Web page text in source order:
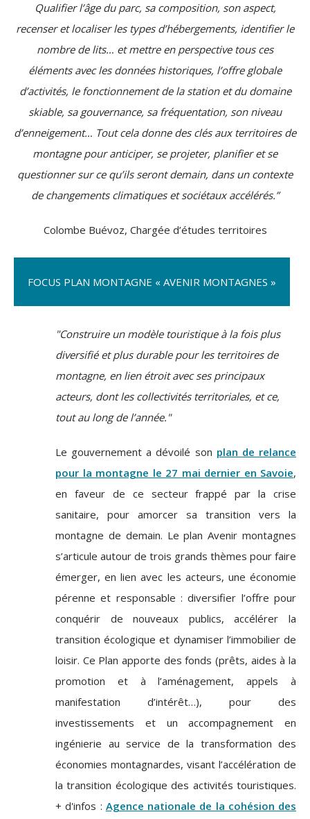
Qualifier l’âge du parc, sa composition, son aspect,
recenser et localiser les types d’hébergements, identifier le
nombre de lits… et mettre en perspective tous ces
éléments avec les données historiques, l’offre globale
d’activités, le fonctionnement de la station et du domaine
skiable, sa gouvernance, sa fréquentation, son niveau
d’enneigement… Tout cela donne des clés aux territoires de
montagne pour anticiper, se projeter, planifier et se
questionner sur ce qu’ils seront demain, dans un contexte
de changements climatiques et sociétaux accélérés.”
Colombe Buévoz, Chargée d’études territoires
FOCUS PLAN MONTAGNE « AVENIR MONTAGNES »
"Construire un modèle touristique à la fois plus
diversifié et plus durable pour les territoires de
montagne, en lien étroit avec ses principaux
acteurs, dont les collectivités territoriales, et ce,
tout au long de l’année."
Le gouvernement a dévoilé son plan de relance
pour la montagne le 27 mai dernier en Savoie,
en faveur de ce secteur frappé par la crise
sanitaire, pour amorcer sa transition vers la
montagne de demain. Le plan Avenir montagnes
s’articule autour de trois grands thèmes pour faire
émerger, en lien avec les acteurs, une économie
pérenne et responsable : diversifier l’offre pour
conquérir de nouveaux publics, accélérer la
transition écologique et dynamiser l’immobilier de
loisir. Ce Plan apporte des fonds (prêts, aides à la
promotion et à l’aménagement, appels à
manifestation d’intérêt…), pour des
investissements et un accompagnement en
ingénierie au service de la transformation des
économies montagnardes, visant l’accélération de
la transition écologique des activités touristiques.
+ d'infos : Agence nationale de la cohésion des